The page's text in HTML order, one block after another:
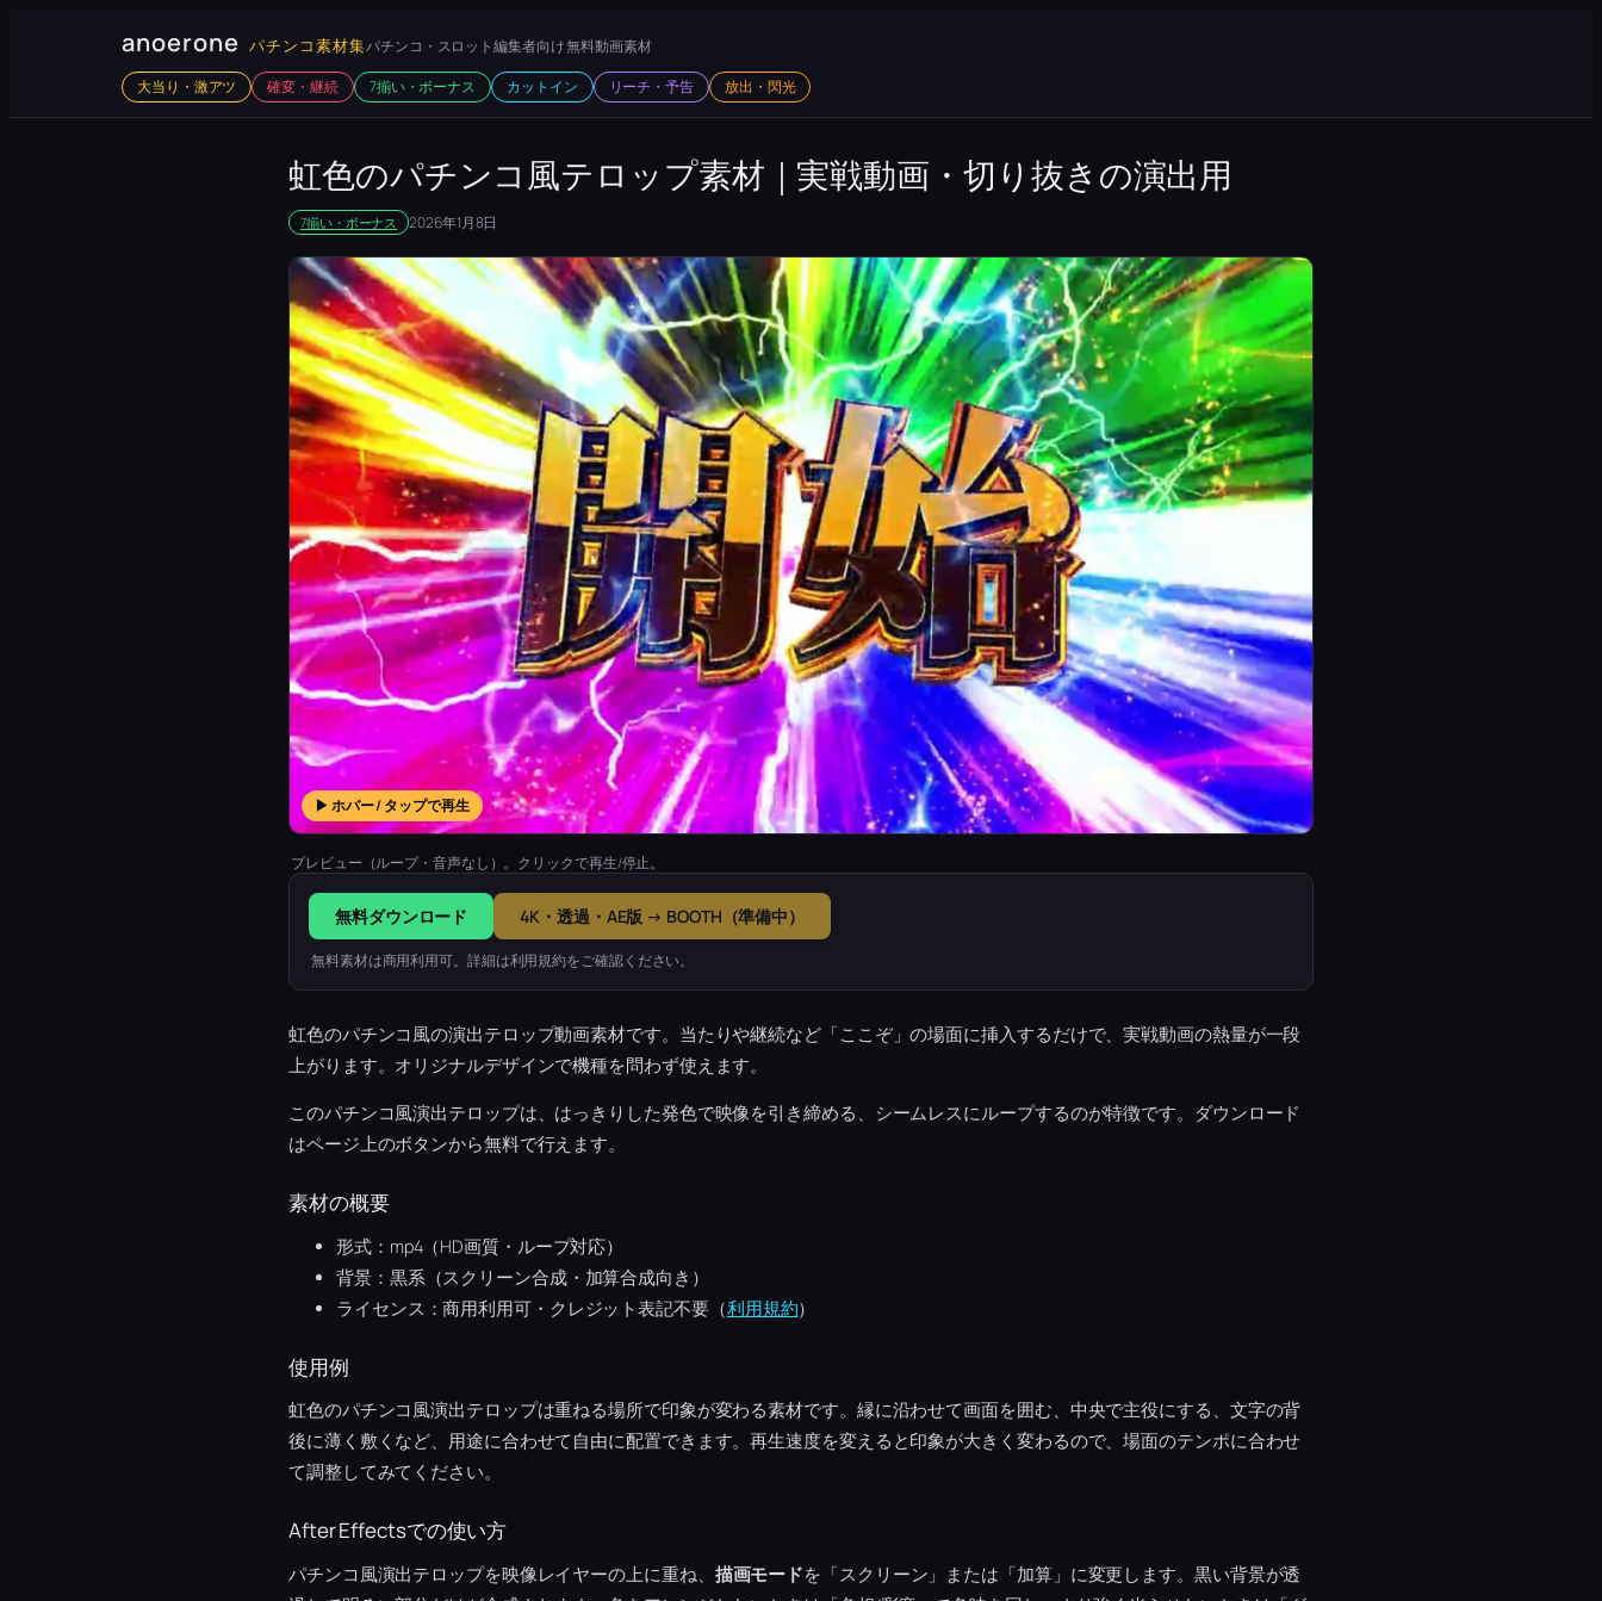
anoerone パチンコ素材集パチンコ・スロット編集者向け 無料動画素材
大当り・激アツ
確変・継続 7揃い・ボーナス カットイン リーチ・予告 放出・閃光
虹色のパチンコ風テロップ素材｜実戦動画・切り抜きの演出用
7揃い・ボーナス 2026年1月8日
▶ ホバー / タップで再生
プレビュー（ループ・音声なし）。クリックで再生/停止。
無料ダウンロード 4K・透過・AE版 → BOOTH（準備中）
無料素材は商用利用可。詳細は利用規約をご確認ください。
虹色のパチンコ風の演出テロップ動画素材です。当たりや継続など「ここぞ」の場面に挿入するだけで、実戦動画の熱量が一段
上がります。オリジナルデザインで機種を問わず使えます。
このパチンコ風演出テロップは、はっきりした発色で映像を引き締める、シームレスにループするのが特徴です。ダウンロード
はページ上のボタンから無料で行えます。
素材の概要
形式：mp4（HD画質・ループ対応）
背景：黒系（スクリーン合成・加算合成向き）
ライセンス：商用利用可・クレジット表記不要（利用規約）
使用例
虹色のパチンコ風演出テロップは重ねる場所で印象が変わる素材です。縁に沿わせて画面を囲む、中央で主役にする、文字の背
後に薄く敷くなど、用途に合わせて自由に配置できます。再生速度を変えると印象が大きく変わるので、場面のテンポに合わせ
て調整してみてください。
After Effectsでの使い方
パチンコ風演出テロップを映像レイヤーの上に重ね、 描画モードを「スクリーン」または「加算」に変更します。黒い背景が透